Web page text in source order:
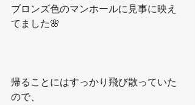
ブロンズ色のマンホールに見事に映え
てました🌸
帰ることにはすっかり飛び散っていた
ので、